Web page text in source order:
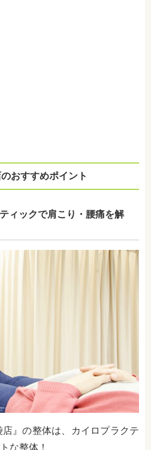
おすすめポイント
ィックで肩こり・腰痛を解
店』の整体は、カイロプラクテ
な整体！